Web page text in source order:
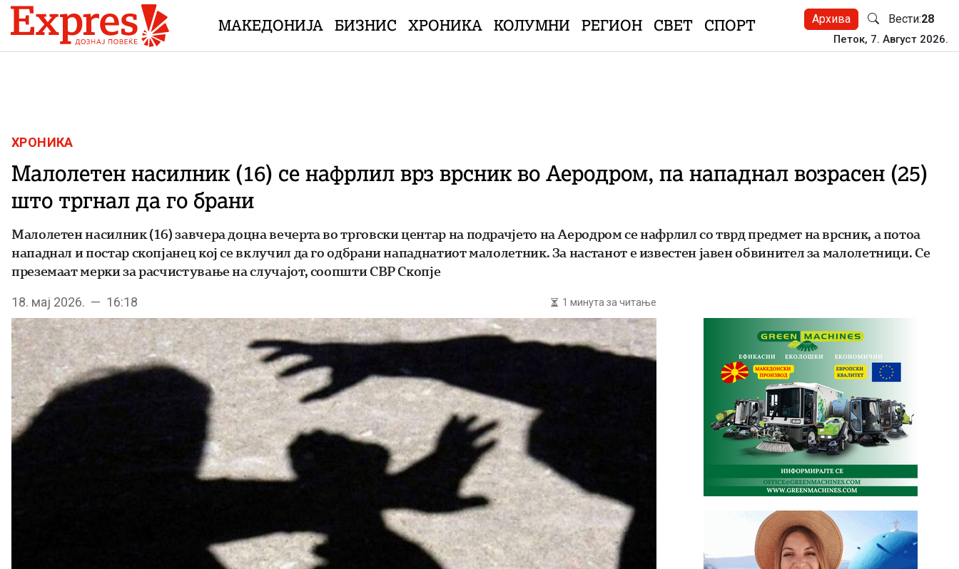
Skip to content
МАКЕДОНИЈА БИЗНИС ХРОНИКА КОЛУМНИ РЕГИОН СВЕТ СПОРТ Архива Вести:28
Петок, 7. Август 2026.
ХРОНИКА
Малолетен насилник (16) се нафрлил врз врсник во Аеродром, па нападнал возрасен (25)
што тргнал да го брани
Малолетен насилник (16) завчера доцна вечерта во трговски центар на подрачјето на Аеродром се нафрлил со тврд предмет на врсник, а потоа
нападнал и постар скопјанец кој се вклучил да го одбрани нападнатиот малолетник. За настанот е известен јавен обвинител за малолетници. Се
преземаат мерки за расчистување на случајот, соопшти СВР Скопје
18. мај 2026. — 16:18 1 минута за читање